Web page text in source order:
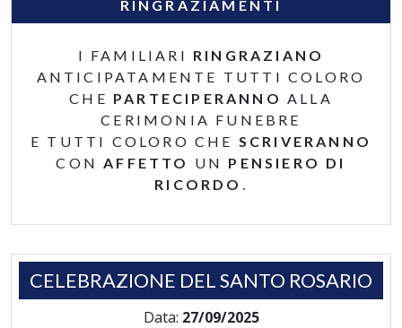
RINGRAZIAMENTI
I FAMILIARI RINGRAZIANO
ANTICIPATAMENTE TUTTI COLORO
CHE PARTECIPERANNO ALLA
CERIMONIA FUNEBRE
E TUTTI COLORO CHE SCRIVERANNO
CONAFFETTO UN PENSIERO DI
RICORDO .
CELEBRAZIONE DEL SANTO ROSARIO
Data: 27/09/2025